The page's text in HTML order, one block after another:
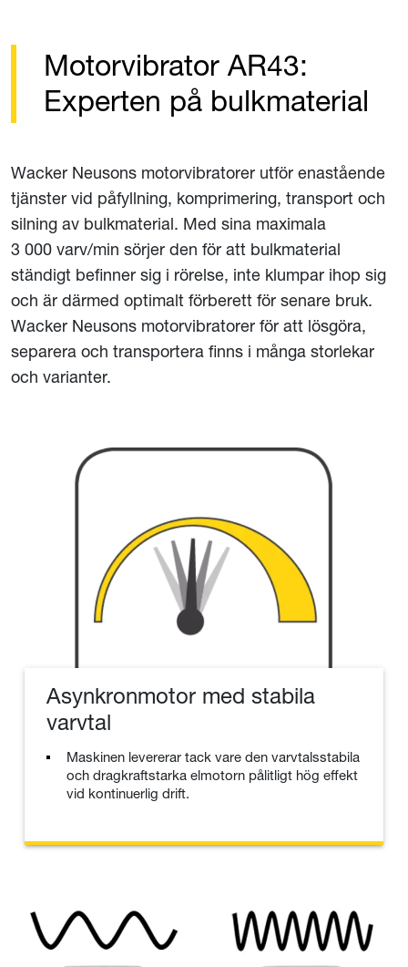
Motorvibrator AR43:
Experten på bulkmaterial
Wacker Neusons motorvibratorer utför enastående
tjänster vid påfyllning, komprimering, transport och
silning av bulkmaterial. Med sina maximala
3 000 varv/min sörjer den för att bulkmaterial
ständigt befinner sig i rörelse, inte klumpar ihop sig
och är därmed optimalt förberett för senare bruk.
Wacker Neusons motorvibratorer för att lösgöra,
separera och transportera finns i många storlekar
och varianter.
Asynkronmotor med stabila
varvtal
Maskinen levererar tack vare den varvtalsstabila
och dragkraftstarka elmotorn pålitligt hög effekt
vid kontinuerlig drift.